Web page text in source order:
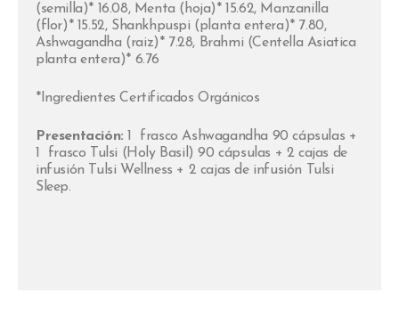
(semilla)* 16.08, Menta (hoja)* 15.62, Manzanilla
(flor)* 15.52, Shankhpuspi (planta entera)* 7.80,
Ashwagandha (raiz)* 7.28, Brahmi (Centella Asiatica
planta entera)* 6.76
*Ingredientes Certificados Orgánicos
Presentación: 1 frasco Ashwagandha 90 cápsulas +
1 frasco Tulsi (Holy Basil) 90 cápsulas + 2 cajas de
infusión Tulsi Wellness + 2 cajas de infusión Tulsi
Sleep.